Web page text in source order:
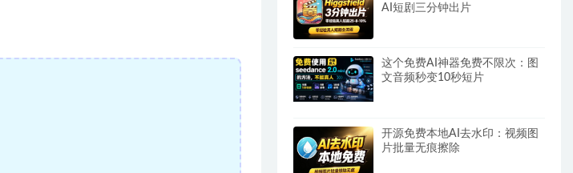
AI短剧三分钟出片
这个免费AI神器免费不限次：图
文音频秒变10秒短片
开源免费本地AI去水印：视频图
片批量无痕擦除